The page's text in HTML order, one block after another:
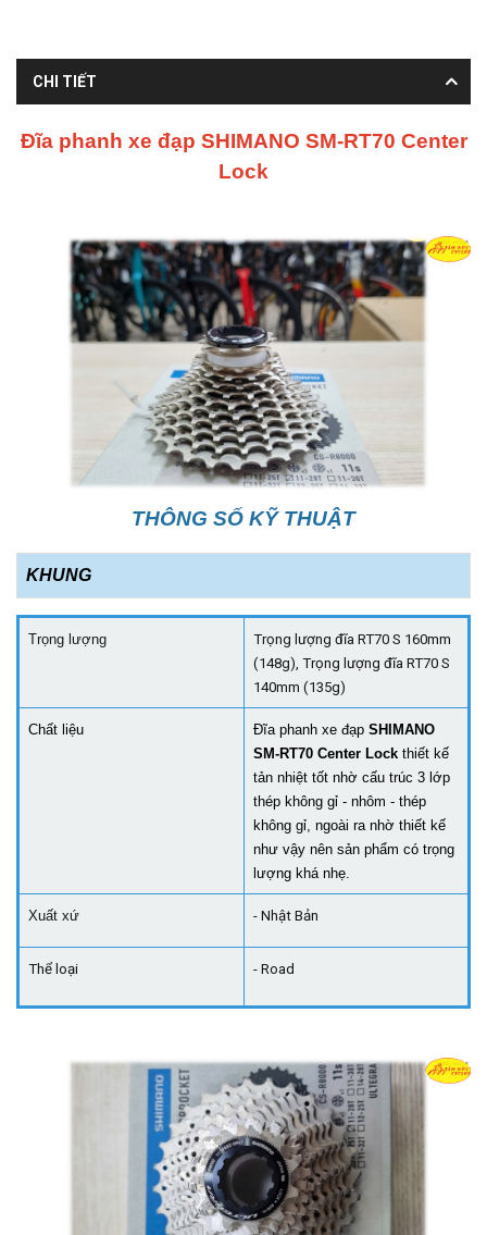
CHI TIẾT
Đĩa phanh xe đạp SHIMANO SM-RT70 Center
Lock
THÔNG SỐ KỸ THUẬT
KHUNG
Trọng lượng
Trọng lượng đĩa RT70 S 160mm
(148g), Trọng lượng đĩa RT70 S
140mm (135g)
Chất liệu Đĩa phanh xe đạp SHIMANO
SM-RT70 Center Lock thiết kế
tản nhiệt tốt nhờ cấu trúc 3 lớp
thép không gỉ - nhôm - thép
không gỉ, ngoài ra nhờ thiết kế
như vậy nên sản phẩm có trọng
lượng khá nhẹ.
Xuất xứ - Nhật Bản
Thể loại - Road